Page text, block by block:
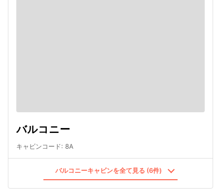
バルコニー
キャビンコード: 8A
バルコニーキャビンを全て見る (6件)